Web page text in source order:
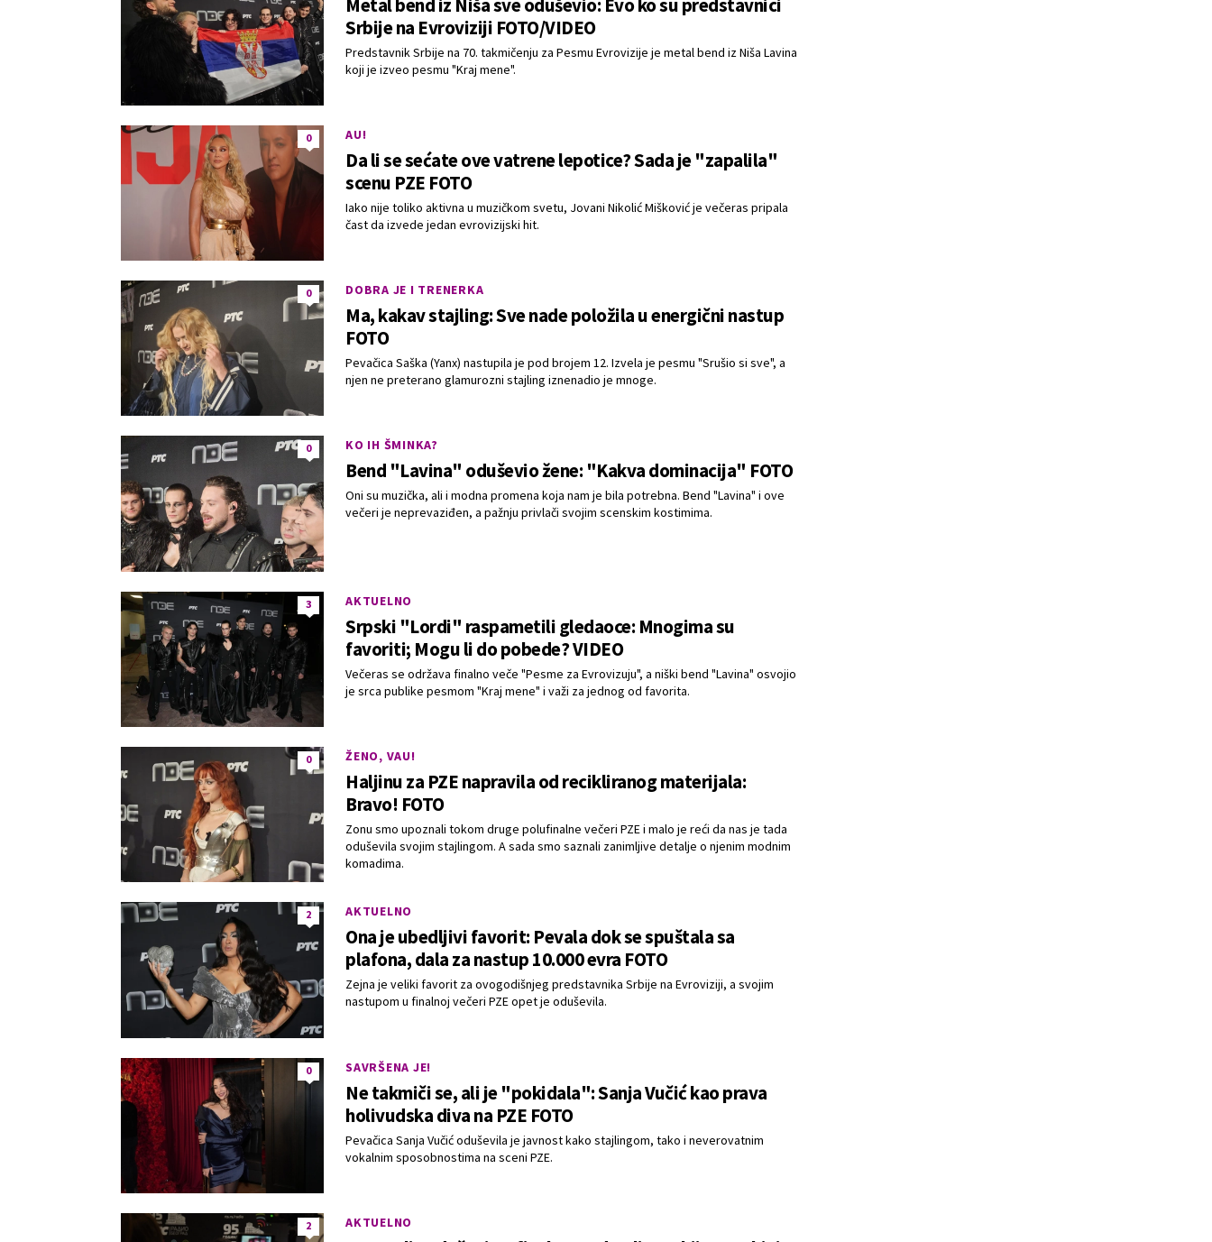
Srbije na Evroviziji FOTO/VIDEO
Predstavnik Srbije na 70. takmičenju za Pesmu Evrovizije je metal bend iz Niša Lavina
koji je izveo pesmu "Kraj mene".
0 AU!
Da li se sećate ove vatrene lepotice? Sada je "zapalila"
scenu PZE FOTO
Iako nije toliko aktivna u muzičkom svetu, Jovani Nikolić Mišković je večeras pripala
čast da izvede jedan evrovizijski hit.
0 DOBRA JE I TRENERKA
Ma, kakav stajling: Sve nade položila u energični nastup
FOTO
Pevačica Saška (Yanx) nastupila je pod brojem 12. Izvela je pesmu "Srušio si sve", a
njen ne preterano glamurozni stajling iznenadio je mnoge.
0 KO IH ŠMINKA?
Bend "Lavina" oduševio žene: "Kakva dominacija" FOTO
Oni su muzička, ali i modna promena koja nam je bila potrebna. Bend "Lavina" i ove
večeri je neprevaziđen, a pažnju privlači svojim scenskim kostimima.
3 AKTUELNO
Srpski "Lordi" raspametili gledaoce: Mnogima su
favoriti; Mogu li do pobede? VIDEO
Večeras se održava finalno veče "Pesme za Evrovizuju", a niški bend "Lavina" osvojio
je srca publike pesmom "Kraj mene" i važi za jednog od favorita.
0 ŽENO, VAU!
Haljinu za PZE napravila od recikliranog materijala:
Bravo! FOTO
Zonu smo upoznali tokom druge polufinalne večeri PZE i malo je reći da nas je tada
oduševila svojim stajlingom. A sada smo saznali zanimljive detalje o njenim modnim
komadima.
2 AKTUELNO
Ona je ubedljivi favorit: Pevala dok se spuštala sa
plafona, dala za nastup 10.000 evra FOTO
Zejna je veliki favorit za ovogodišnjeg predstavnika Srbije na Evroviziji, a svojim
nastupom u finalnoj večeri PZE opet je oduševila.
0 SAVRŠENA JE!
Ne takmiči se, ali je "pokidala": Sanja Vučić kao prava
holivudska diva na PZE FOTO
Pevačica Sanja Vučić oduševila je javnost kako stajlingom, tako i neverovatnim
vokalnim sposobnostima na sceni PZE.
2 AKTUELNO